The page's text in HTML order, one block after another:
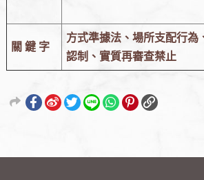
關 鍵 字
方式準據法、場所支配行為
認制、實質再審查禁止